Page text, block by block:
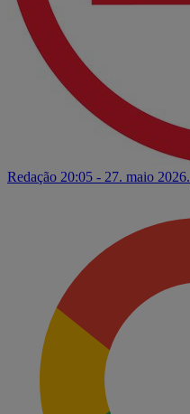
Redação 20:05 - 27. maio 2026.